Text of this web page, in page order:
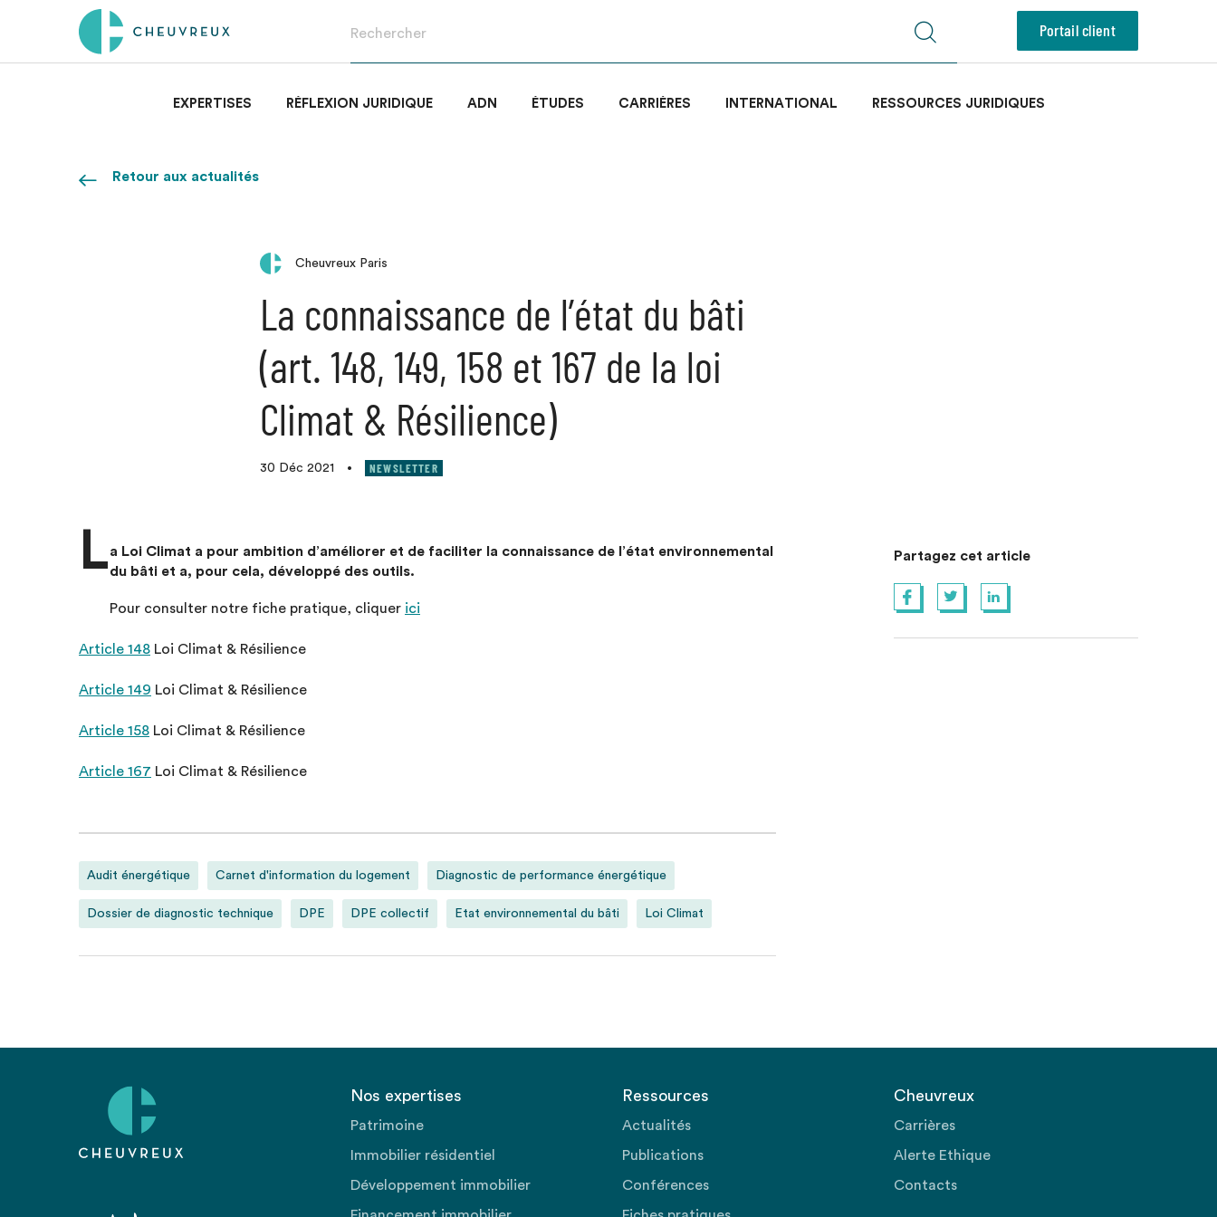
Portail client
EXPERTISES RÉFLEXION JURIDIQUE ADN ÉTUDES CARRIÈRES INTERNATIONAL RESSOURCES JURIDIQUES
Retour aux actualités
Cheuvreux Paris
La connaissance de l’état du bâti
(art. 148, 149, 158 et 167 de la loi
Climat & Résilience)
30 Déc 2021 • NEWSLETTER
La Loi Climat a pour ambition d’améliorer et de faciliter la connaissance de l’état environnemental
du bâti et a, pour cela, développé des outils.
Pour consulter notre fiche pratique, cliquer ici
Article 148 Loi Climat & Résilience
Article 149 Loi Climat & Résilience
Article 158 Loi Climat & Résilience
Article 167 Loi Climat & Résilience
Audit énergétique Carnet d'information du logement Diagnostic de performance énergétique
Dossier de diagnostic technique DPE DPE collectif Etat environnemental du bâti Loi Climat
Partagez cet article
Nos expertises
Patrimoine
Immobilier résidentiel
Développement immobilier
Ressources
Actualités
Publications
Conférences
Cheuvreux
Carrières
Alerte Ethique
Contacts